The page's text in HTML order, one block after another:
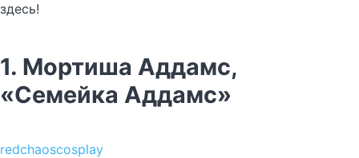
здесь!
1. Мортиша Аддамс,
«Семейка Аддамс»
redchaoscosplay